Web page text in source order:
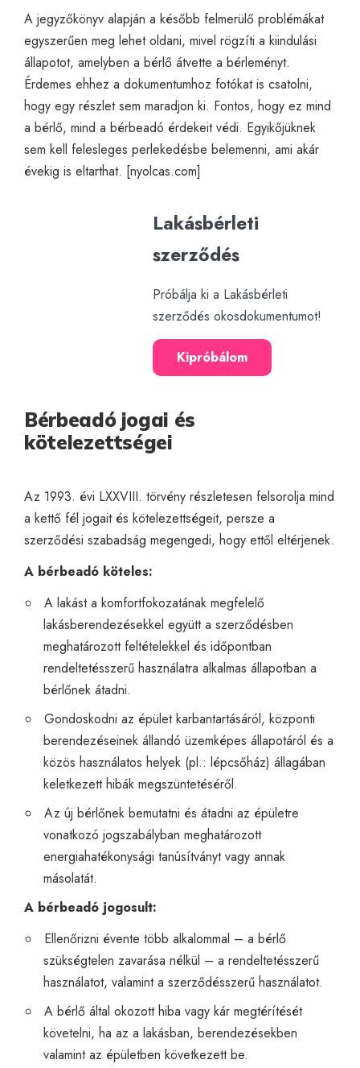
A jegyzőkönyv alapján a később felmerülő problémákat
egyszerűen meg lehet oldani, mivel rögzíti a kiindulási
állapotot, amelyben a bérlő átvette a bérleményt.
Érdemes ehhez a dokumentumhoz fotókat is csatolni,
hogy egy részlet sem maradjon ki. Fontos, hogy ez mind
a bérlő, mind a bérbeadó érdekeit védi. Egyikőjüknek
sem kell felesleges perlekedésbe belemenni, ami akár
évekig is eltarthat. [nyolcas.com]
Lakásbérleti
szerződés
Próbálja ki a Lakásbérleti
szerződés okosdokumentumot!
Kipróbálom
Bérbeadó jogai és
kötelezettségei
Az 1993. évi LXXVIII. törvény részletesen felsorolja mind
a kettő fél jogait és kötelezettségeit, persze a
szerződési szabadság megengedi, hogy ettől eltérjenek.
A bérbeadó köteles:
A lakást a komfortfokozatának megfelelő
lakásberendezésekkel együtt a szerződésben
meghatározott feltételekkel és időpontban
rendeltetésszerű használatra alkalmas állapotban a
bérlőnek átadni.
Gondoskodni az épület karbantartásáról, központi
berendezéseinek állandó üzemképes állapotáról és a
közös használatos helyek (pl.: lépcsőház) állagában
keletkezett hibák megszüntetéséről.
Az új bérlőnek bemutatni és átadni az épületre
vonatkozó jogszabályban meghatározott
energiahatékonysági tanúsítványt vagy annak
másolatát.
A bérbeadó jogosult:
Ellenőrizni évente több alkalommal – a bérlő
szükségtelen zavarása nélkül – a rendeltetésszerű
használatot, valamint a szerződésszerű használatot.
A bérlő által okozott hiba vagy kár megtérítését
követelni, ha az a lakásban, berendezésekben
valamint az épületben következett be.